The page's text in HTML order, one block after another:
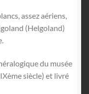
assez aériens,
(Helgoland)
du musée
siècle) et livré